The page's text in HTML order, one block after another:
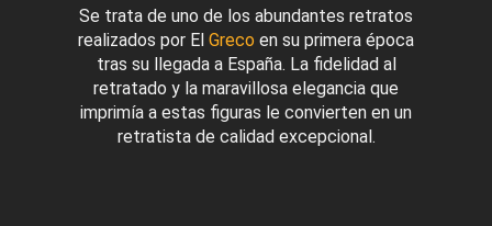
Se trata de uno de los abundantes retratos
realizados por El Greco en su primera época
tras su llegada a España. La fidelidad al
retratado y la maravillosa elegancia que
imprimía a estas figuras le convierten en un
retratista de calidad excepcional.